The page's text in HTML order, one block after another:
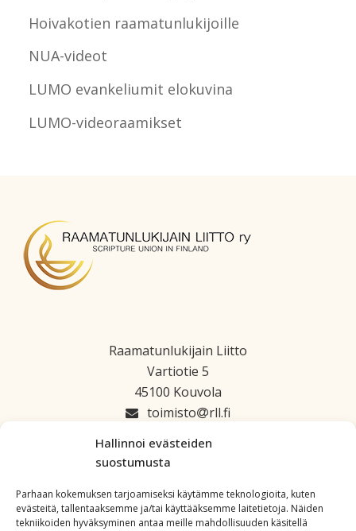
Hallinnoi evästeiden
suostumusta
Parhaan kokemuksen tarjoamiseksi käytämme teknologioita, kuten
evästeitä, tallentaaksemme ja/tai käyttääksemme laitetietoja. Näiden
tekniikoiden hyväksyminen antaa meille mahdollisuuden käsitellä
Hoivakotien raamatunlukijoille
NUA-videot
LUMO evankeliumit elokuvina
LUMO-videoraamikset
Raamatunlukijain Liitto
Vartiotie 5
45100 Kouvola
toimisto
rll.fi